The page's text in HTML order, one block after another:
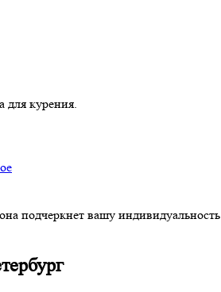
для курения.
подчеркнет вашу индивидуальность